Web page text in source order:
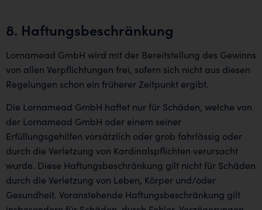
8. Haftungsbeschränkung
Lornamead GmbH wird mit der Bereitstellung des Gewinns
von allen Verpflichtungen frei, sofern sich nicht aus diesen
Regelungen schon ein früherer Zeitpunkt ergibt.
Die Lornamead GmbH haftet nur für Schäden, welche von
der Lornamead GmbH oder einem seiner
Erfüllungsgehilfen vorsätzlich oder grob fahrlässig oder
durch die Verletzung von Kardinalspflichten verursacht
wurde. Diese Haftungsbeschränkung gilt nicht für Schäden
durch die Verletzung von Leben, Körper und/oder
Gesundheit. Voranstehende Haftungsbeschränkung gilt